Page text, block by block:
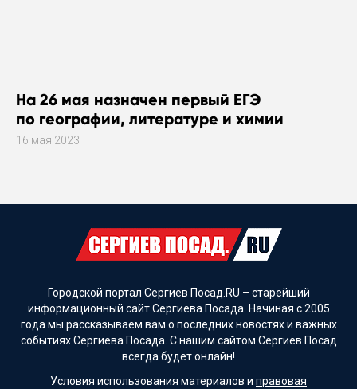
На 26 мая назначен первый ЕГЭ
по географии, литературе и химии
16 мая 2023
Городской портал Сергиев Посад.RU – старейший
информационный сайт Сергиева Посада. Начиная с 2005
года мы рассказываем вам о последних новостях и важных
событиях Сергиева Посада. С нашим сайтом Сергиев Посад
всегда будет онлайн!
Условия использования материалов и правовая